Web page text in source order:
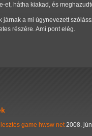
et, hátha kiakad, és
járnak a mi úgynevezett
részére. Ami pont elég.
game hwsw net 2008.